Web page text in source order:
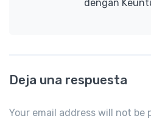
dengan
Deja una respuesta
Your email address will not be